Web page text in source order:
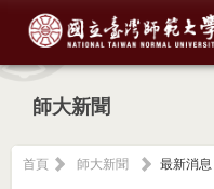
師大新聞
首頁 師大新聞
最新消息